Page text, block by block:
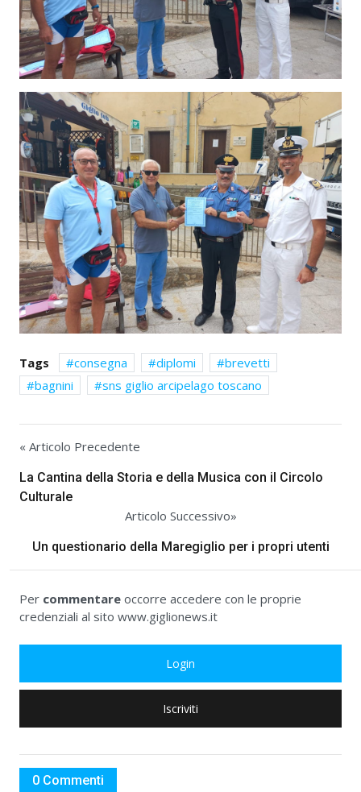
Tags consegna diplomi
brevetti
bagnini
sns giglio arcipelago toscano
« Articolo Precedente
La Cantina della Storia e della Musica con il Circolo
Culturale
Articolo Successivo»
Un questionario della Maregiglio per i propri utenti
Per commentare occorre accedere con le proprie
credenziali al sito www.giglionews.it
Login
Iscriviti
0 Commenti